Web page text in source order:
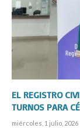
EL REGISTRO
TURNOS PARA
miércoles, 1 julio, 2026